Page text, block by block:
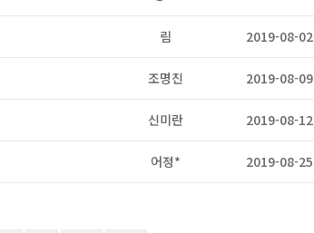
림 2019-08-02
조명진 2019-08-09
신미란 2019-08-12
어정* 2019-08-25